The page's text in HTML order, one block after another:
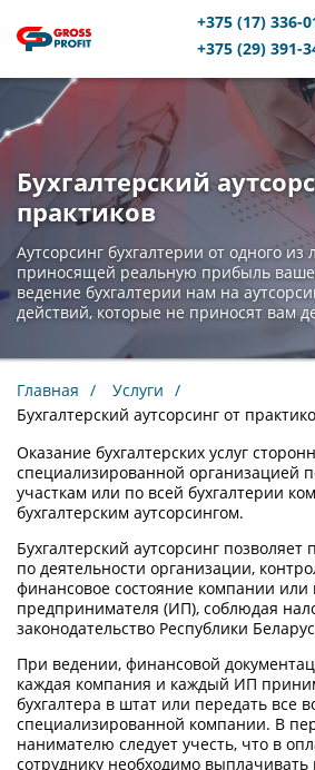
+375 (17) 336-
+375 (29) 391-
Бухгалтерский
практиков
Аутсорсинг бухгалтерии от одного
приносящей реальную прибыль
ведение бухгалтерии нам на
действий, которые не приносят вам
Главная
Услуги
Бухгалтерский аутсорсинг от
Оказание бухгалтерских услуг
специализированной организацией
участкам или по всей бухгалтерии
бухгалтерским аутсорсингом.
Бухгалтерский аутсорсинг позволяет
по деятельности организации,
финансовое состояние компании или
предпринимателя (ИП), соблюдая
законодательство Республики
При ведении, финансовой
каждая компания и каждый ИП
бухгалтера в штат или передать все
специализированной компании. В
нанимателю следует учесть, что в
сотруднику необходимо выплачивать